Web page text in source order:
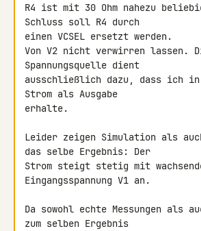
R4 ist mit 30 Ohm nahezu
Schluss soll R4 durch
einen VCSEL ersetzt werden.
Von V2 nicht verwirren lassen.
Spannungsquelle dient
ausschließlich dazu, dass ich in
Strom als Ausgabe
erhalte.
Leider zeigen Simulation als
das selbe Ergebnis: Der
Strom steigt stetig mit
Eingangsspannung V1 an.
Da sowohl echte Messungen als
zum selben Ergebnis